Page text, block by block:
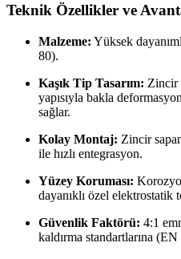
Teknik Özellikler ve
Malzeme: Yüksek
80).
Kaşık Tip Tasarım: Zincir
yapısıyla bakla
sağlar.
Kolay Montaj: Zincir
ile hızlı entegrasyon.
Yüzey Koruması:
dayanıklı özel elektrostatik
Güvenlik Faktörü: 4:1
kaldırma standartlarına